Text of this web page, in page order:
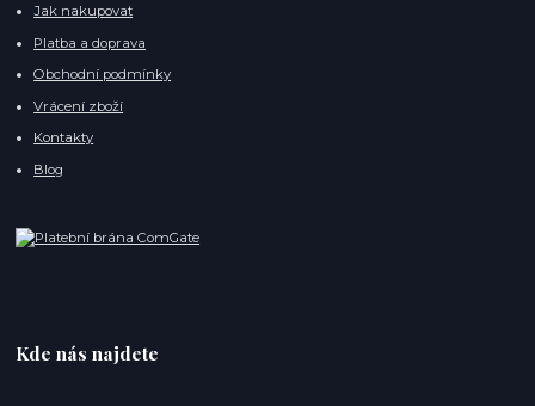
Jak nakupovat
Platba a doprava
Obchodní podmínky
Vrácení zboží
Kontakty
Blog
Kde nás najdete